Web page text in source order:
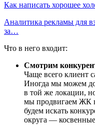
Как написать хорошее
Аналитика рекламы для
за…
Что в него входит:
Смотрим
Чаще всего клиент
Иногда мы можем
в той же локации,
мы продвигаем ЖК
будем искать
округа —